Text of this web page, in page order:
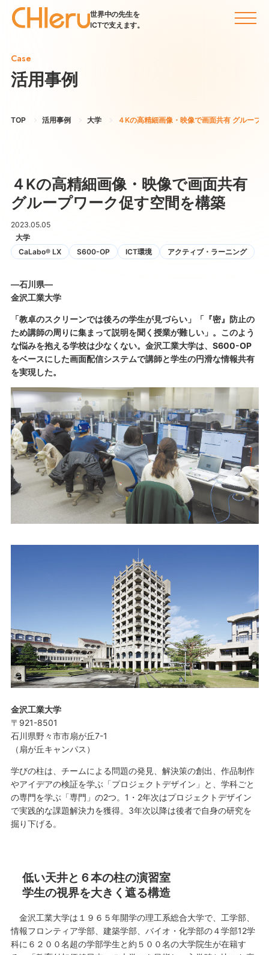
世界中の先生を
ICTで支えます。
Case
活用事例
TOP 活用事例 大学 ４Kの高精細画像・映像で画面共有 グループ
４Kの高精細画像・映像で画面共有
グループワーク促す空間を構築
2023.05.05
大学
CaLabo® LX
S600-OP ICT環境 アクティブ・ラーニング
―石川県―
金沢工業大学
「教卓のスクリーンでは後ろの学生が見づらい」「『密』防止の
ため講師の周りに集まって説明を聞く授業が難しい」。このよう
な悩みを抱える学校は少なくない。金沢工業大学は、S600-OP
をベースにした画面配信システムで講師と学生の円滑な情報共有
を実現した。
金沢工業大学
〒921-8501
石川県野々市市扇が丘7-1
（扇が丘キャンパス）
学びの柱は、チームによる問題の発見、解決策の創出、作品制作
やアイデアの検証を学ぶ「プロジェクトデザイン」と、学科ごと
の専門を学ぶ「専門」の2つ。1・2年次はプロジェクトデザイン
で実践的な課題解決力を獲得。3年次以降は後者で自身の研究を
掘り下げる。
低い天井と６本の柱の演習室
学生の視界を大きく遮る構造
金沢工業大学は１９６５年開学の理工系総合大学で、工学部、
情報フロンティア学部、建築学部、バイオ・化学部の４学部12学
科に６２００名超の学部学生と約５００名の大学院生が在籍す